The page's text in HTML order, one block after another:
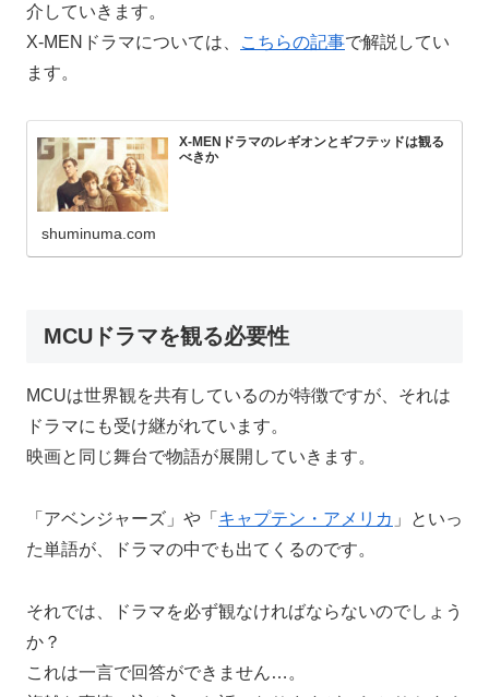
介していきます。
X-MENドラマについては、
こちらの記事で解説してい
ます。
X-MENドラマのレギオンとギフテッドは観る
べきか
shuminuma.com
MCUドラマを観る必要性
MCUは世界観を共有しているのが特徴ですが、それは
ドラマにも受け継がれています。
映画と同じ舞台で物語が展開していきます。
「アベンジャーズ」や「 キャプテン・アメリカ 」といっ
た単語が、ドラマの中でも出てくるのです。
それでは、ドラマを必ず観なければならないのでしょう
か？
これは一言で回答ができません…。